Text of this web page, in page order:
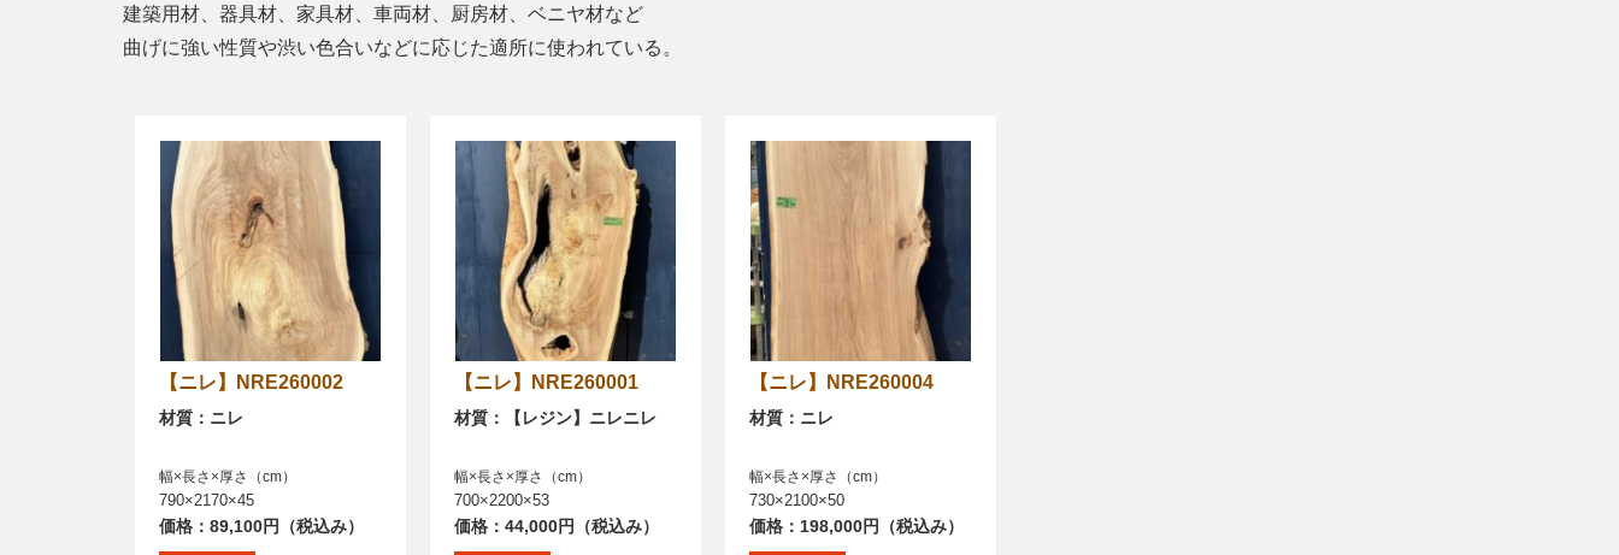
建築用材、器具材、家具材、車両材、厨房材、ベニヤ材など
曲げに強い性質や渋い色合いなどに応じた適所に使われている。
【ニレ】NRE260002
材質：ニレ
幅×長さ×厚さ（cm）
790×2170×45
価格：89,100円（税込み）
【ニレ】NRE260001
材質：【レジン】ニレニレ
幅×長さ×厚さ（cm）
700×2200×53
価格：44,000円（税込み）
【ニレ】NRE260004
材質：ニレ
幅×長さ×厚さ（cm）
730×2100×50
価格：198,000円（税込み）